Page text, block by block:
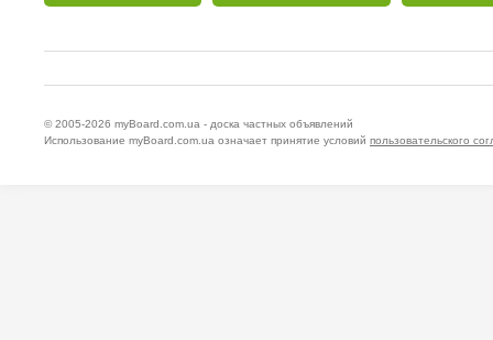
© 2005-2026 myBoard.com.ua - доска частных объявлений
Использование myBoard.com.ua означает принятие условий пользовательского